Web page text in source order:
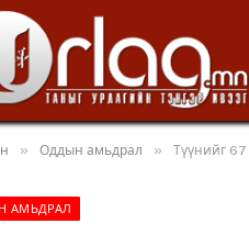
» Оддын амьдрал » Түүнийг 67
АМЬДРАЛ